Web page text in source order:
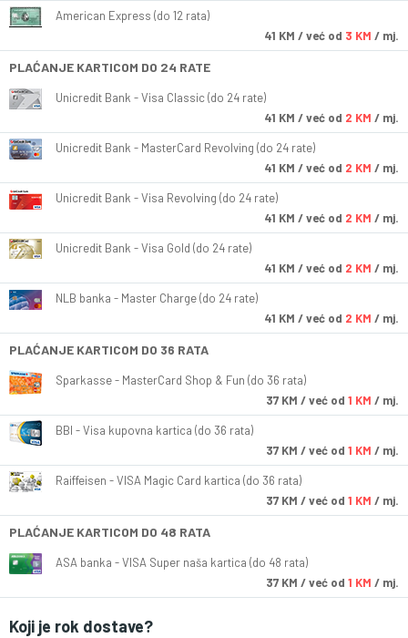
American Express (do 12 rata)
41 KM / već od 3 KM / mj.
PLAĆANJE KARTICOM DO 24 RATE
Unicredit Bank - Visa Classic (do 24 rate)
41 KM / već od 2 KM / mj.
Unicredit Bank - MasterCard Revolving (do 24 rate)
41 KM / već od 2 KM / mj.
Unicredit Bank - Visa Revolving (do 24 rate)
41 KM / već od 2 KM / mj.
Unicredit Bank - Visa Gold (do 24 rate)
41 KM / već od 2 KM / mj.
NLB banka - Master Charge (do 24 rate)
41 KM / već od 2 KM / mj.
PLAĆANJE KARTICOM DO 36 RATA
Sparkasse - MasterCard Shop & Fun (do 36 rata)
37 KM / već od 1 KM / mj.
BBI - Visa kupovna kartica (do 36 rata)
37 KM / već od 1 KM / mj.
Raiffeisen - VISA Magic Card kartica (do 36 rata)
37 KM / već od 1 KM / mj.
PLAĆANJE KARTICOM DO 48 RATA
ASA banka - VISA Super naša kartica (do 48 rata)
37 KM / već od 1 KM / mj.
Koji je rok dostave?